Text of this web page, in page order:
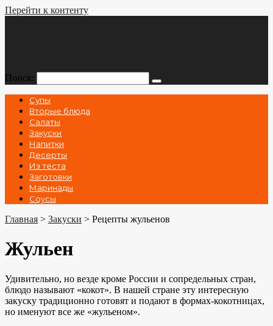
Перейти к контенту
Поиск:
Супы
Вторые блюда
Салаты
Закуски
Напитки
Десерты
Из теста
Заготовки
Маринады
Соусы
Главная > Закуски > Рецепты жульенов
Жульен
Удивительно, но везде кроме России и сопредельных стран,
блюдо называют «кокот». В нашей стране эту интересную
закуску традиционно готовят и подают в формах-кокотницах,
но именуют все же «жульеном».